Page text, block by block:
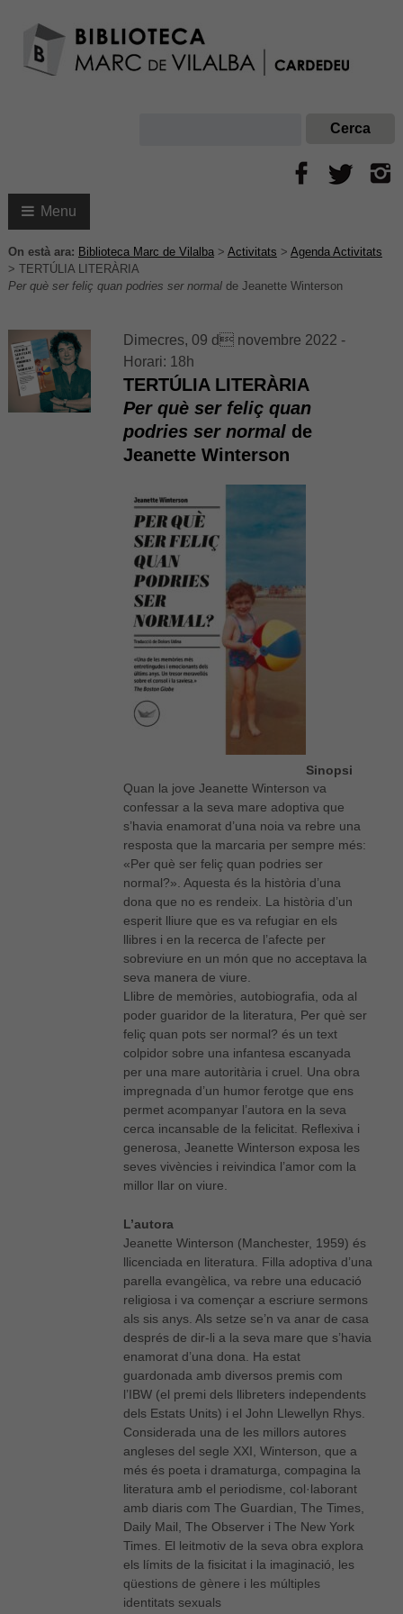
Menu
On està ara: Biblioteca Marc de Vilalba> Activitats > Agenda Activitats
> TERTÚLIA LITERÀRIA
Per què ser feliç quan podries ser normalde Jeanette Winterson
Dimecres, 09 d novembre 2022 -
Horari: 18h
TERTÚLIA LITERÀRIA
Per què ser feliç quan
podries ser normal de
Jeanette Winterson
Sinopsi
Quan la jove Jeanette Winterson va
confessar a la seva mare adoptiva que
s’havia enamorat d’una noia va rebre una
resposta que la marcaria per sempre més:
«Per què ser feliç quan podries ser
normal?». Aquesta és la història d’una
dona que no es rendeix. La història d’un
esperit lliure que es va refugiar en els
llibres i en la recerca de l’afecte per
sobreviure en un món que no acceptava la
seva manera de viure.
Llibre de memòries, autobiografia, oda al
poder guaridor de la literatura, Per què ser
feliç quan pots ser normal? és un text
colpidor sobre una infantesa escanyada
per una mare autoritària i cruel. Una obra
impregnada d’un humor ferotge que ens
permet acompanyar l’autora en la seva
cerca incansable de la felicitat. Reflexiva i
generosa, Jeanette Winterson exposa les
seves vivències i reivindica l’amor com la
millor llar on viure.
L’autora
Jeanette Winterson (Manchester, 1959) és
llicenciada en literatura. Filla adoptiva d’una
parella evangèlica, va rebre una educació
religiosa i va començar a escriure sermons
als sis anys. Als setze se’n va anar de casa
després de dir-li a la seva mare que s’havia
enamorat d’una dona. Ha estat
guardonada amb diversos premis com
l’IBW (el premi dels llibreters independents
dels Estats Units) i el John Llewellyn Rhys.
Considerada una de les millors autores
angleses del segle XXI, Winterson, que a
més és poeta i dramaturga, compagina la
literatura amb el periodisme, col·laborant
amb diaris com The Guardian, The Times,
Daily Mail, The Observer i The New York
Times. El leitmotiv de la seva obra explora
els límits de la fisicitat i la imaginació, les
qüestions de gènere i les múltiples
identitats sexuals